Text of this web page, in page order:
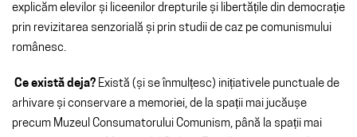
explicăm elevilor și liceenilor drepturile și libertățile din democrație
prin revizitarea senzorială și prin studii de caz pe comunismului
românesc.
Ce există deja? Există (și se înmulțesc) inițiativele punctuale de
arhivare și conservare a memoriei, de la spații mai jucăușe
precum Muzeul Consumatorului Comunism, până la spații mai